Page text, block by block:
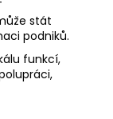
stát
podniků.
funkcí,